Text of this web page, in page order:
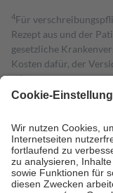
4Für
Rezept aus und der
gesetzliche
Kosten dafür, der
mit.
Grundsätzlich leisten
höchstens zehn Euro.
Kosten der Leistung
Diese Regeln gelten
Bei Heilmitteln und
Zuzahlung zehn